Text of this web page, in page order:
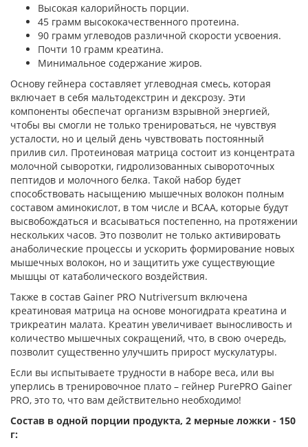
Высокая калорийность порции.
45 грамм высококачественного протеина.
90 грамм углеводов различной скорости усвоения.
Почти 10 грамм креатина.
Минимальное содержание жиров.
Основу гейнера составляет углеводная смесь, которая
включает в себя мальтодекстрин и дексрозу. Эти
компоненты обеспечат организм взрывной энергией,
чтобы вы смогли не только тренироваться, не чувствуя
усталости, но и целый день чувствовать постоянный
прилив сил. Протеиновая матрица состоит из концентрата
молочной сыворотки, гидролизованных сывороточных
пептидов и молочного белка. Такой набор будет
способствовать насыщению мышечных волокон полным
составом аминокислот, в том числе и ВСАА, которые будут
высвобождаться и всасываться постепенно, на протяжении
нескольких часов. Это позволит не только активировать
анаболические процессы и ускорить формирование новых
мышечных волокон, но и защитить уже существующие
мышцы от катаболического воздействия.
Также в состав Gainer PRO Nutriversum включена
креатиновая матрица на основе моногидрата креатина и
трикреатин малата. Креатин увеличивает выносливость и
количество мышечных сокращений, что, в свою очередь,
позволит существенно улучшить прирост мускулатуры.
Если вы испытываете трудности в наборе веса, или вы
уперлись в тренировочное плато – гейнер PurePRO Gainer
PRO, это то, что вам действительно необходимо!
Состав в одной порции продукта, 2 мерные ложки - 150
г: